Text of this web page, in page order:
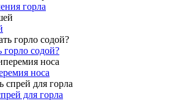
горла
горло содой?
носа
для горла